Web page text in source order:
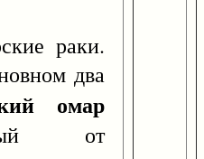
раки.
два
омар
от